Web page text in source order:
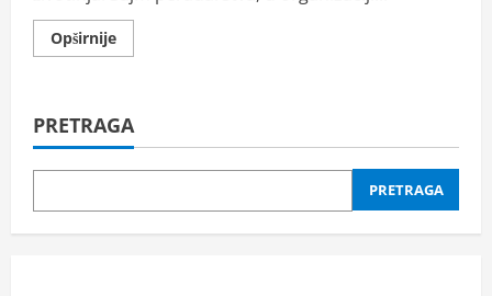
OpširnijeRead
more
centar
živinarstva:
Održan
međunarodni
PRETRAGA
PRETRAGA